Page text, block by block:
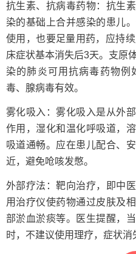
抗生素、抗病毒药物：抗生
染的基础上合并感染的患儿
使用，也要足量用药，应持
床症状基本消失后3天。支原
染的肺炎可用抗病毒药物例
毒、腺病毒有效。
雾化吸入：雾化吸入是从外
作用，湿化和温化呼吸道，
吸道通畅。应在患儿配合、
近，避免呛咳发憋。
外部疗法：靶向治疗，即中
用治疗仪使药物通过皮肤及
部淤血淤痰等。医生提醒，
时，不建议使用理疗，症状消